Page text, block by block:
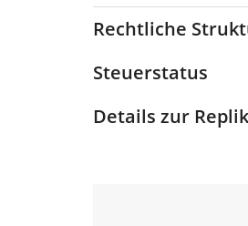
Rechtliche
Steuerstatus
Details zur